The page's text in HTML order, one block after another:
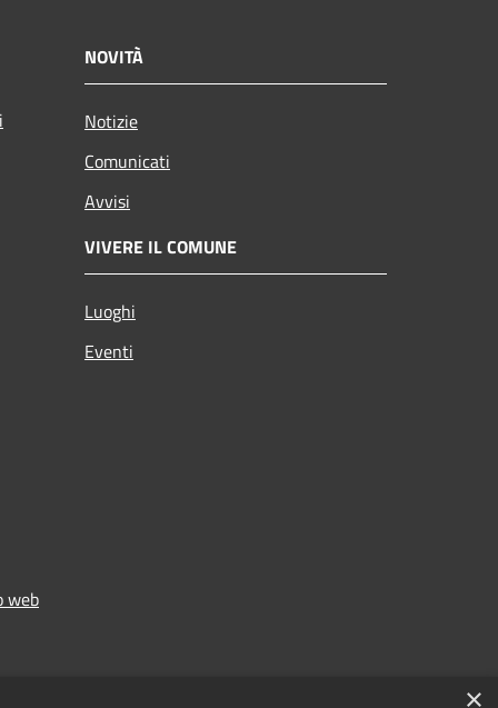
NOVITÀ
Notizie
Comunicati
Avvisi
VIVERE IL COMUNE
Luoghi
Eventi
web
×